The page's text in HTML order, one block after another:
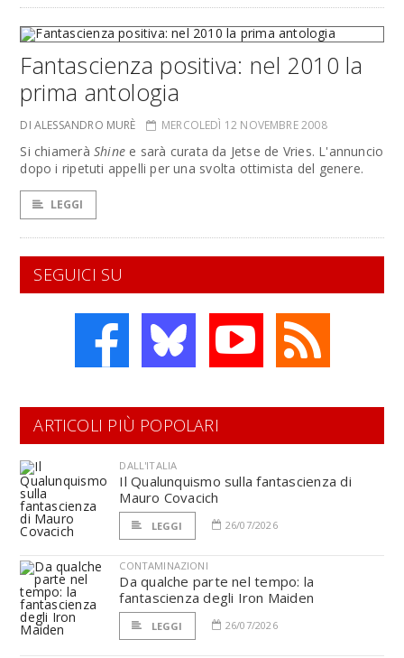
Fantascienza positiva: nel 2010 la
prima antologia
DI ALESSANDRO MURÈ MERCOLEDÌ 12 NOVEMBRE 2008
Si chiamerà Shine e sarà curata da Jetse de Vries. L'annuncio
dopo i ripetuti appelli per una svolta ottimista del genere.
LEGGI
SEGUICI SU
ARTICOLI PIÙ POPOLARI
DALL'ITALIA
Il Qualunquismo sulla fantascienza di
Mauro Covacich
LEGGI 26/07/2026
CONTAMINAZIONI
Da qualche parte nel tempo: la
fantascienza degli Iron Maiden
LEGGI 26/07/2026